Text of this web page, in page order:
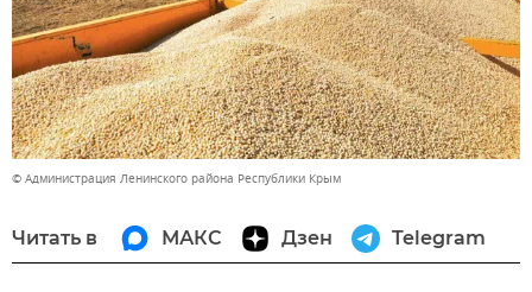
© Администрация Ленинского района Республики Крым
Читать в МАКС Дзен Telegram